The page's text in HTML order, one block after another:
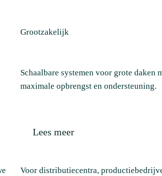
Grootzakelijk
Schaalbare systemen voor grote daken
maximale opbrengst en ondersteuning.
Lees meer
Voor distributiecentra,